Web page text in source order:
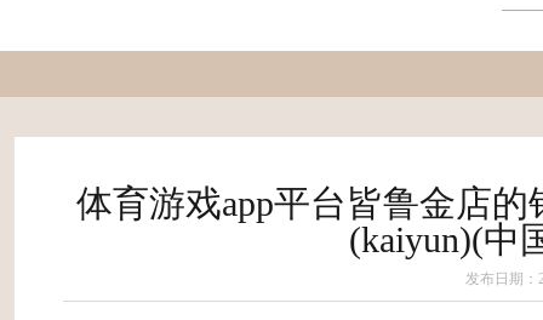
体育游戏app平台皆鲁金店的
(kaiyun)(中
发布日期：